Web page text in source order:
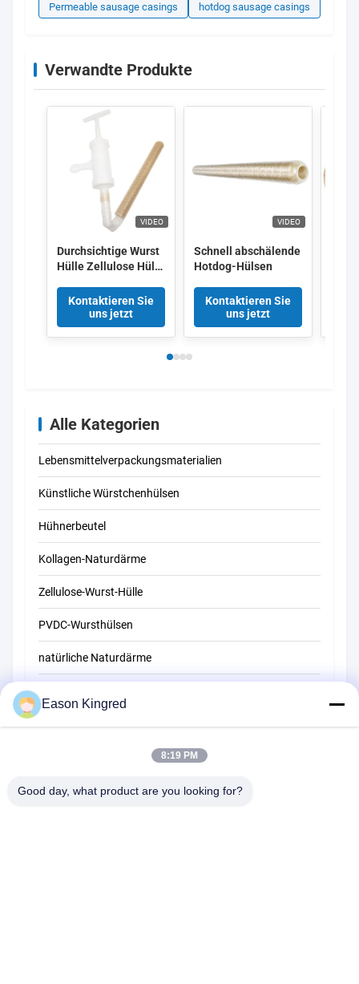
Permeable sausage casings
hotdog sausage casings
Verwandte Produkte
VIDEO
Durchsichtige Wurst
Hülle Zellulose Hülle
Durchlässige Wurst
Kontaktieren Sie
uns jetzt
VIDEO
Schnell abschälende
Hotdog-Hülsen
Kontaktieren Sie
uns jetzt
Alle Kategorien
Lebensmittelverpackungsmaterialien
Künstliche Würstchenhülsen
Hühnerbeutel
Kollagen-Naturdärme
Zellulose-Wurst-Hülle
PVDC-Wursthülsen
natürliche Naturdärme
Vakuumbeutel für Lebensmittel
Lebensmittelverpackungsfolie
Eason Kingred
8:19 PM
Good day, what product are you looking for?